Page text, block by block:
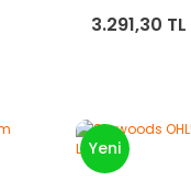
3.291,30 TL
Yeni